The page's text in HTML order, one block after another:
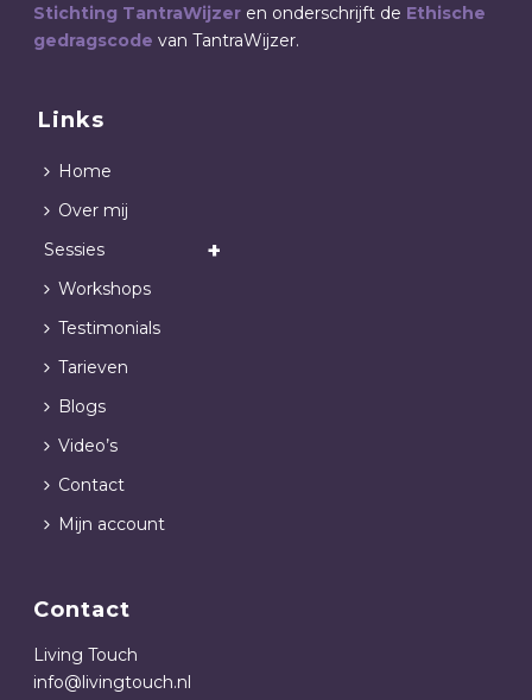
Stichting TantraWijzer en onderschrijft de Ethische
gedragscode van TantraWijzer.
Links
Home
Over mij
Sessies
Workshops
Testimonials
Tarieven
Blogs
Video’s
Contact
Mijn account
Contact
Living Touch
info@livingtouch.nl